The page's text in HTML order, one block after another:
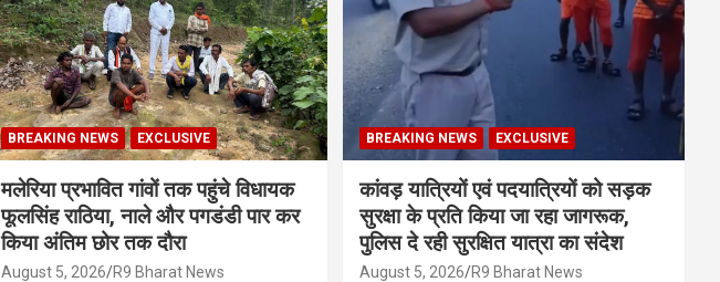
BREAKING NEWS EXCLUSIVE
मलेरिया प्रभावित गांवों तक पहुंचे विधायक
फूलसिंह राठिया, नाले और पगडंडी पार कर
किया अंतिम छोर तक दौरा
August 5, 2026 R9 Bharat News
BREAKING NEWS EXCLUSIVE
कांवड़ यात्रियों एवं पदयात्रियों को सड़क
सुरक्षा के प्रति किया जा रहा जागरूक,
पुलिस दे रही सुरक्षित यात्रा का संदेश
August 5, 2026 R9 Bharat News